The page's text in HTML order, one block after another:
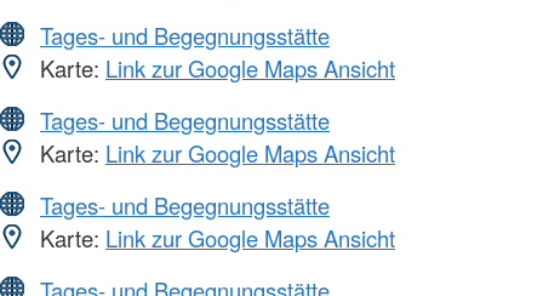
Tages- und Begegnungsstätte
Karte: Link zur Google Maps Ansicht
Tages- und Begegnungsstätte
Karte: Link zur Google Maps Ansicht
Tages- und Begegnungsstätte
Karte: Link zur Google Maps Ansicht